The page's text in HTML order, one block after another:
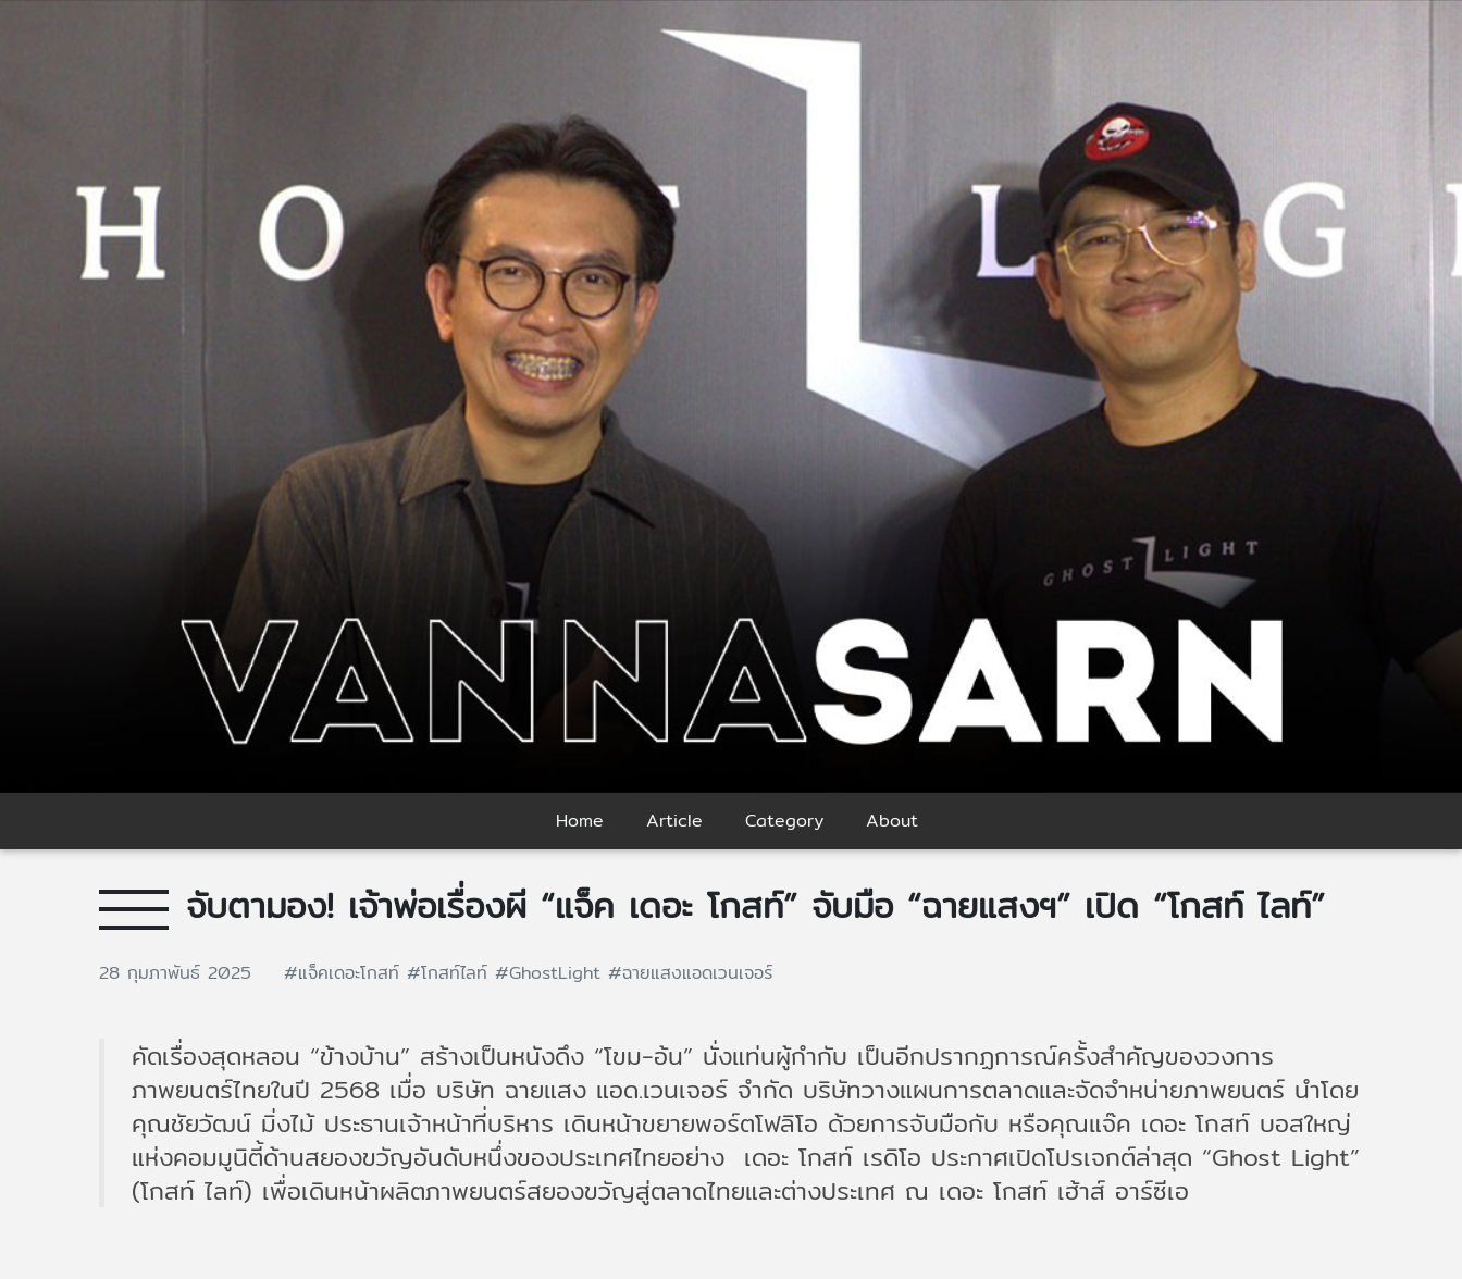
Home Article Category About
จับตามอง! เจ้าพ่อเรื่องผี “แจ็ค เดอะ โกสท์” จับมือ “ฉายแสงฯ” เปิด “โกสท์ ไลท์”
28 กุมภาพันธ์ 2025 #แจ็คเดอะโกสท์#โกสท์ไลท์#GhostLight#ฉายแสงแอดเวนเจอร์
คัดเรื่องสุดหลอน “ข้างบ้าน” สร้างเป็นหนังดึง “โขม-อ้น” นั่งแท่นผู้กำกับ เป็นอีกปรากฏการณ์ครั้งสำคัญของวงการ
ภาพยนตร์ไทยในปี 2568 เมื่อ บริษัท ฉายแสง แอด.เวนเจอร์ จำกัด บริษัทวางแผนการตลาดและจัดจำหน่ายภาพยนตร์ นำโดย
คุณชัยวัฒน์ มิ่งไม้ ประธานเจ้าหน้าที่บริหาร เดินหน้าขยายพอร์ตโฟลิโอ ด้วยการจับมือกับ หรือคุณแจ๊ค เดอะ โกสท์ บอสใหญ่
แห่งคอมมูนิตี้ด้านสยองขวัญอันดับหนึ่งของประเทศไทยอย่าง เดอะ โกสท์ เรดิโอ ประกาศเปิดโปรเจกต์ล่าสุด “Ghost Light”
(โกสท์ ไลท์) เพื่อเดินหน้าผลิตภาพยนตร์สยองขวัญสู่ตลาดไทยและต่างประเทศ ณ เดอะ โกสท์ เฮ้าส์ อาร์ซีเอ